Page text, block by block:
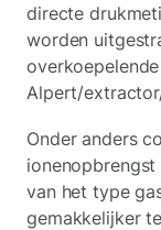
directe
worden
Alpert/
Onder anders
van het type
gemakkelijker